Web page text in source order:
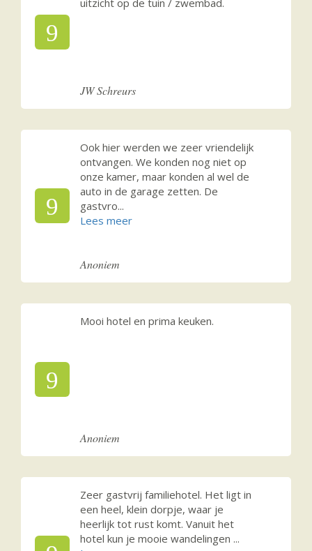
9
JW Schreurs
9
Ook hier werden we zeer vriendelijk
ontvangen. We konden nog niet op
onze kamer, maar konden al wel de
auto in de garage zetten. De
gastvro...
Anoniem
9
Mooi hotel en prima keuken.
Anoniem
Zeer gastvrij familiehotel. Het ligt in
een heel, klein dorpje, waar je
heerlijk tot rust komt. Vanuit het
hotel kun je mooie wandelingen ...